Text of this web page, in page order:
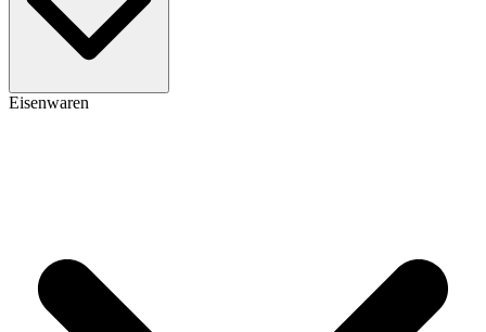
Eisenwaren